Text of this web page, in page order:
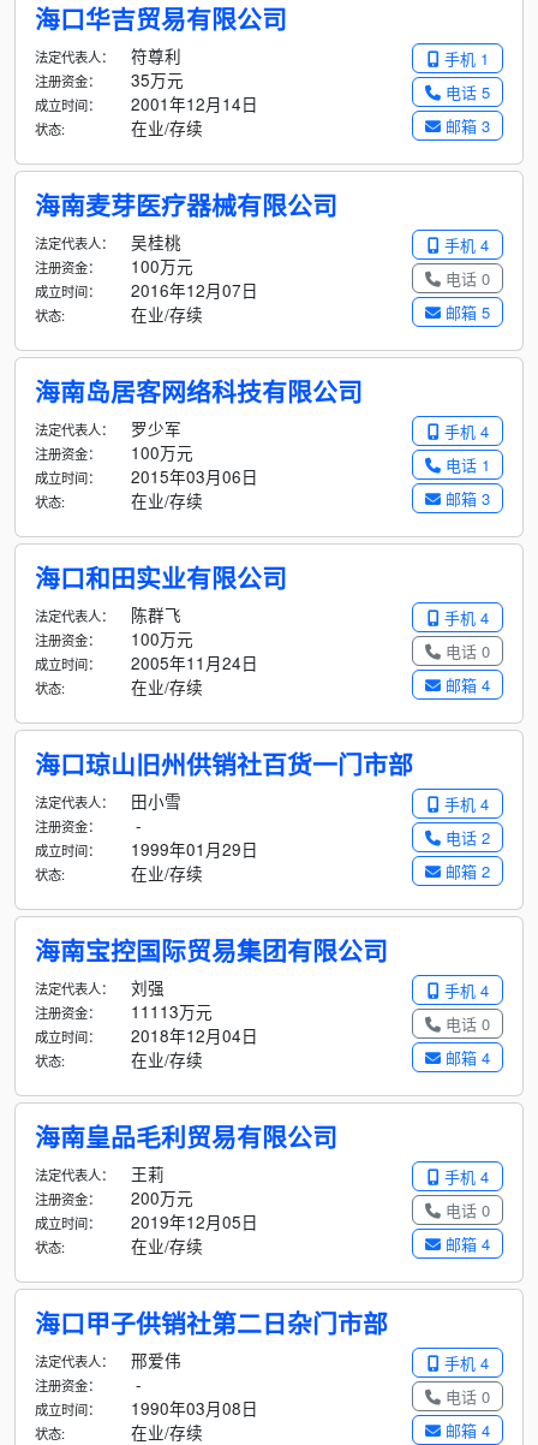
海口华吉贸易有限公司
手机 1
电话 5
邮箱 3
法定代表人： 符尊利
注册资金： 35万元
成立时间： 2001年12月14日
状态: 在业/存续
海南麦芽医疗器械有限公司
手机 4
电话 0
邮箱 5
法定代表人： 吴桂桃
注册资金： 100万元
成立时间： 2016年12月07日
状态: 在业/存续
海南岛居客网络科技有限公司
手机 4
电话 1
邮箱 3
法定代表人： 罗少军
注册资金： 100万元
成立时间： 2015年03月06日
状态: 在业/存续
海口和田实业有限公司
手机 4
电话 0
邮箱 4
法定代表人： 陈群飞
注册资金： 100万元
成立时间： 2005年11月24日
状态: 在业/存续
海口琼山旧州供销社百货一门市部
手机 4
电话 2
邮箱 2
法定代表人： 田小雪
注册资金： -
成立时间： 1999年01月29日
状态: 在业/存续
海南宝控国际贸易集团有限公司
手机 4
电话 0
邮箱 4
法定代表人： 刘强
注册资金： 11113万元
成立时间： 2018年12月04日
状态: 在业/存续
海南皇品毛利贸易有限公司
手机 4
电话 0
邮箱 4
法定代表人： 王莉
注册资金： 200万元
成立时间： 2019年12月05日
状态: 在业/存续
海口甲子供销社第二日杂门市部
手机 4
电话 0
邮箱 4
法定代表人： 邢爱伟
注册资金： -
成立时间： 1990年03月08日
状态: 在业/存续